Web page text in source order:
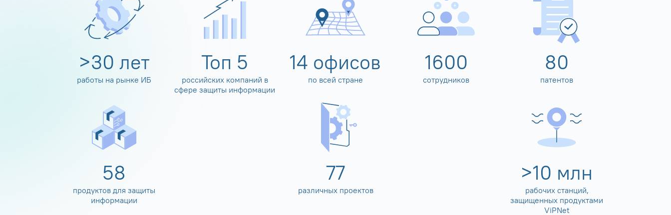
>30 лет
работы на рынке ИБ
Топ 5
российских компаний в
сфере защиты информации
14 офисов
по всей стране
1600
сотрудников
80
патентов
60
продуктов для защиты
информации
80
различных проектов
>10 млн
рабочих станций,
защищенных продуктами
ViPNet